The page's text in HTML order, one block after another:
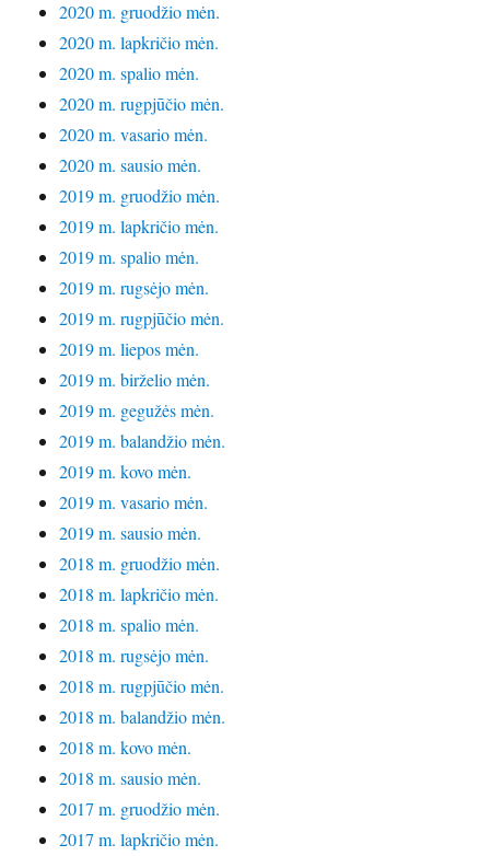
2020 m. gruodžio mėn.
2020 m. lapkričio mėn.
2020 m. spalio mėn.
2020 m. rugpjūčio mėn.
2020 m. vasario mėn.
2020 m. sausio mėn.
2019 m. gruodžio mėn.
2019 m. lapkričio mėn.
2019 m. spalio mėn.
2019 m. rugsėjo mėn.
2019 m. rugpjūčio mėn.
2019 m. liepos mėn.
2019 m. birželio mėn.
2019 m. gegužės mėn.
2019 m. balandžio mėn.
2019 m. kovo mėn.
2019 m. vasario mėn.
2019 m. sausio mėn.
2018 m. gruodžio mėn.
2018 m. lapkričio mėn.
2018 m. spalio mėn.
2018 m. rugsėjo mėn.
2018 m. rugpjūčio mėn.
2018 m. balandžio mėn.
2018 m. kovo mėn.
2018 m. sausio mėn.
2017 m. gruodžio mėn.
2017 m. lapkričio mėn.